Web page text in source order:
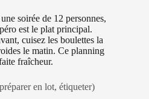
soirée de 12 personnes,
est le plat principal.
cuisez les boulettes la
le matin. Ce planning
fraîcheur.
en lot, étiqueter)